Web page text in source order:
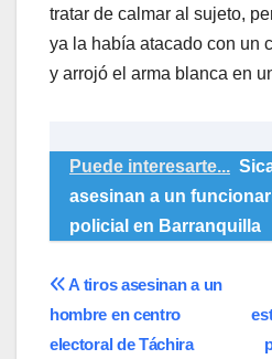
tratar de calmar al sujeto,
ya la había atacado con un
y arrojó el arma blanca en
Puede interesarte...
asesinan a un
policial en Barranquilla
Navegación
de
A tiros asesinan a un
hombre en centro
electoral de Táchira